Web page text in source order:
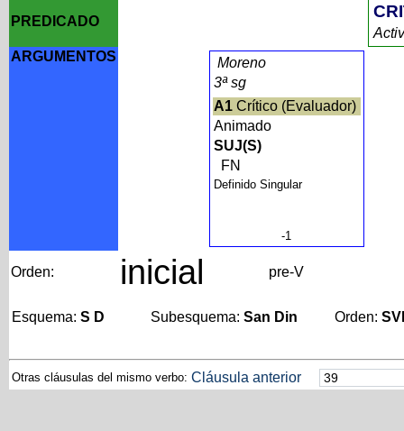
PREDICADO
ARGUMENTOS
Moreno
3ª sg
A1Crítico (Evaluador)
Animado
SUJ(S)
FN
Definido Singular
-1
Orden: inicial pre-V
Esquema: S D Subesquema: San Din Orden:
Otras cláusulas del mismo verbo: Cláusula anterior